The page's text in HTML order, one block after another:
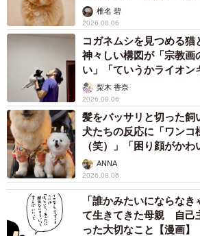
椎名 碧
2026.08.06
コガネムシを見つめる猫
神々しい構図が「宗教
い」「ていうかライオン
梨木 香奈
2026.08.06
髪をバッサリと切った
犬たちの反応に「ワンコ
（笑）」「困り顔がかわ
ANNA
2026.08.06
「誰かみたいにならな
て生きてきた母親 自己
った大切なこと【漫画】